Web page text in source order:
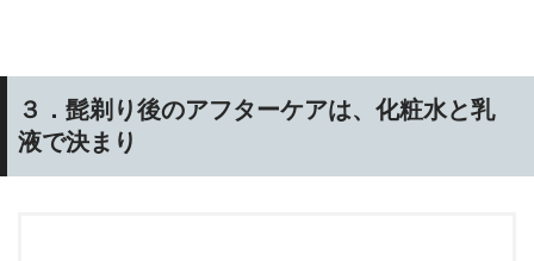
３．髭剃り後のアフターケアは、化粧水と乳
液で決まり